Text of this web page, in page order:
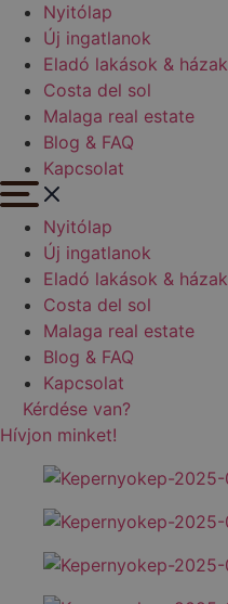
Nyitólap
Új ingatlanok
Eladó lakások & házak
Costa del sol
Malaga real estate
Blog & FAQ
Kapcsolat
Nyitólap
Új ingatlanok
Eladó lakások & házak
Costa del sol
Malaga real estate
Blog & FAQ
Kapcsolat
Kérdése van?
Hívjon minket!